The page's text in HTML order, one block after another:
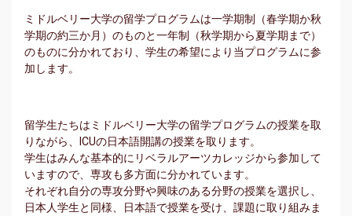
ミドルベリー大学の留学プログラムは一学期制（春学期か秋
学期の約三か月）のものと一年制（秋学期から夏学期まで）
のものに分かれており、学生の希望により当プログラムに参
加します。
留学生たちはミドルベリー大学の留学プログラムの授業を取
りながら、ICUの日本語開講の授業を取ります。
学生はみんな基本的にリベラルアーツカレッジから参加して
いますので、専攻も多方面に分かれています。
それぞれ自分の専攻分野や興味のある分野の授業を選択し、
日本人学生と同様、日本語で授業を受け、課題に取り組みま